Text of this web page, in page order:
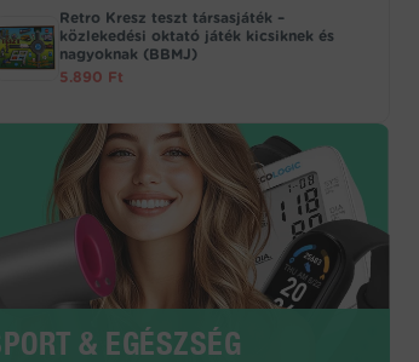
Retro Kresz teszt társasjáték –
közlekedési oktató játék kicsiknek és
nagyoknak (BBMJ)
5.890 Ft
& EGÉSZSÉG